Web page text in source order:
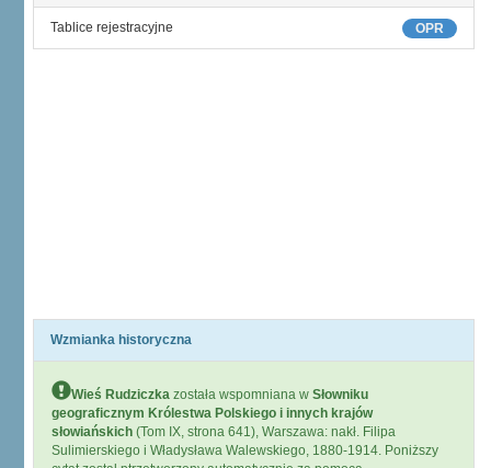
OPR
Tablice rejestracyjne
Wzmianka historyczna
Wieś Rudziczka została wspomniana w Słowniku
geograficznym Królestwa Polskiego i innych krajów
słowiańskich (Tom IX, strona 641), Warszawa: nakł. Filipa
Sulimierskiego i Władysława Walewskiego, 1880-1914. Poniższy